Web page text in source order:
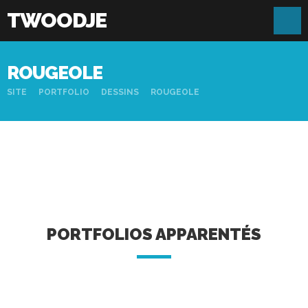
TWOODJE
ROUGEOLE
SITE PORTFOLIO DESSINS ROUGEOLE
PORTFOLIOS APPARENTÉS